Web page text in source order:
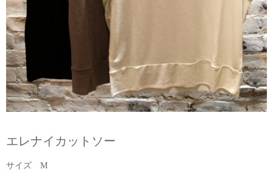
エレナイカットソー
サイズ M